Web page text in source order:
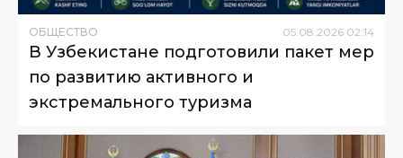
ОБЩЕСТВО 05 08 2026 02:14
В Узбекистане подготовили пакет мер
по развитию активного и
экстремального туризма